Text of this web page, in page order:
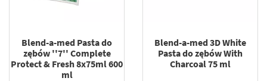
Blend-a-med Pasta do
zębów ''7'' Complete
Protect & Fresh 8x75ml 600
ml
Blend-a-med 3D White
Pasta do zębów With
Charcoal 75 ml